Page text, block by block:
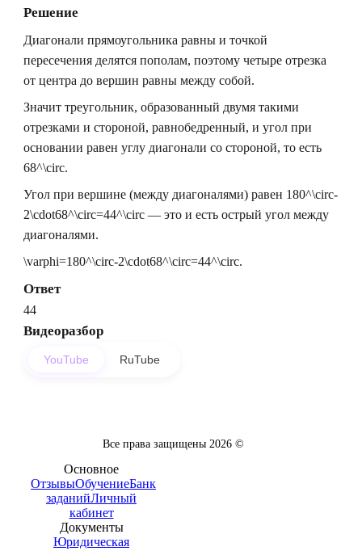
Решение
Диагонали прямоугольника равны и точкой
пересечения делятся пополам, поэтому четыре отрезка
от центра до вершин равны между собой.
Значит треугольник, образованный двумя такими
отрезками и стороной, равнобедренный, и угол при
основании равен углу диагонали со стороной, то есть
68^\circ.
Угол при вершине (между диагоналями) равен 180^\circ-
2\cdot68^\circ=44^\circ — это и есть острый угол между
диагоналями.
\varphi=180^\circ-2\cdot68^\circ=44^\circ.
Ответ
44
Видеоразбор
YouTube RuTube
Все права защищены 2026 ©
Основное
ОтзывыОбучениеБанк
заданийЛичный
кабинет
Документы
Юридическая